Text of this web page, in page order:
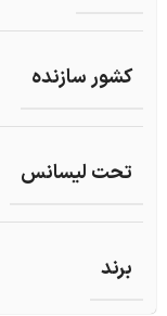
کشور سازنده
تحت لیسانس
برند